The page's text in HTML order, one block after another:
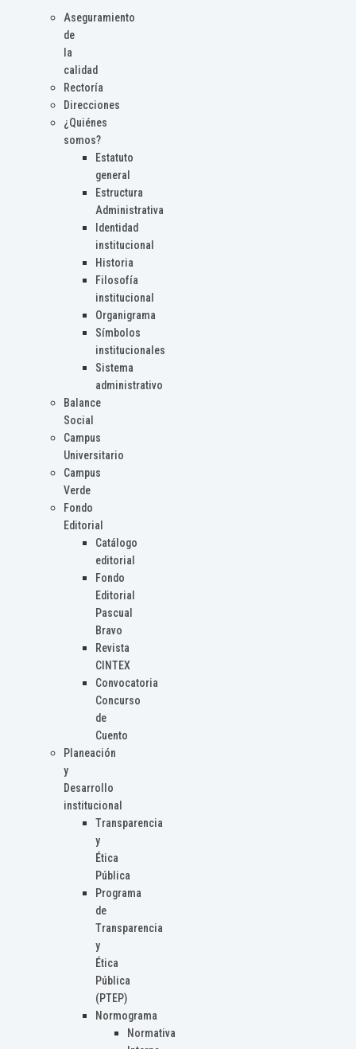
Aseguramiento
de
la
calidad
Rectoría
Direcciones
¿Quiénes
somos?
Estatuto
general
Estructura
Administrativa
Identidad
institucional
Historia
Filosofía
institucional
Organigrama
Símbolos
institucionales
Sistema
administrativo
Balance
Social
Campus
Universitario
Campus
Verde
Fondo
Editorial
Catálogo
editorial
Fondo
Editorial
Pascual
Bravo
Revista
CINTEX
Convocatoria
Concurso
de
Cuento
Planeación
y
Desarrollo
institucional
Transparencia
y
Ética
Pública
Programa
de
Transparencia
y
Ética
Pública
(PTEP)
Normograma
Normativa